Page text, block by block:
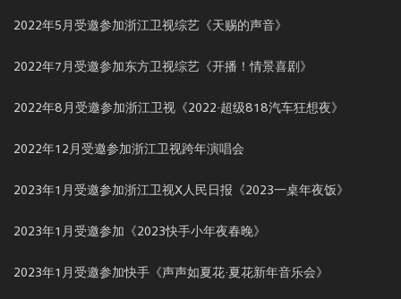
2022年5月受邀参加浙江卫视综艺《天赐的声音》
2022年7月受邀参加东方卫视综艺《开播！情景喜剧》
2022年8月受邀参加浙江卫视《2022·超级818汽车狂想夜》
2022年12月受邀参加浙江卫视跨年演唱会
2023年1月受邀参加浙江卫视X人民日报《2023一桌年夜饭》
2023年1月受邀参加《2023快手小年夜春晚》
2023年1月受邀参加快手《声声如夏花·夏花新年音乐会》